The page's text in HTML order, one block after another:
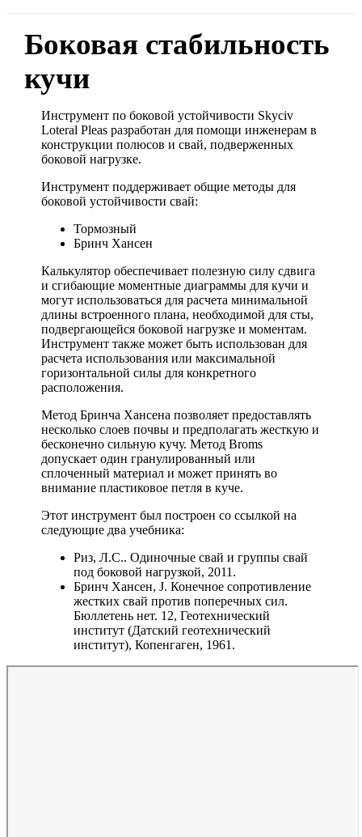
Боковая стабильность
кучи
Инструмент по боковой устойчивости Skyciv
Loteral Pleas разработан для помощи инженерам в
конструкции полюсов и свай, подверженных
боковой нагрузке.
Инструмент поддерживает общие методы для
боковой устойчивости свай:
Тормозный
Бринч Хансен
Калькулятор обеспечивает полезную силу сдвига
и сгибающие моментные диаграммы для кучи и
могут использоваться для расчета минимальной
длины встроенного плана, необходимой для сты,
подвергающейся боковой нагрузке и моментам.
Инструмент также может быть использован для
расчета использования или максимальной
горизонтальной силы для конкретного
расположения.
Метод Бринча Хансена позволяет предоставлять
несколько слоев почвы и предполагать жесткую и
бесконечно сильную кучу. Метод Broms
допускает один гранулированный или
сплоченный материал и может принять во
внимание пластиковое петля в куче.
Этот инструмент был построен со ссылкой на
следующие два учебника:
Риз, Л.С.. Одиночные свай и группы свай
под боковой нагрузкой, 2011.
Бринч Хансен, J. Конечное сопротивление
жестких свай против поперечных сил.
Бюллетень нет. 12, Геотехнический
институт (Датский геотехнический
институт), Копенгаген, 1961.